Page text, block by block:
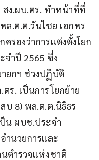
ง.ผบ.ตร. ทำหน้าที่ที่
ล.ต.ต.วันไชย เอกพร
รองว่าการแต่งตั้งโยก
จำปี 2565 ซึ่ง
ยกฯ ช่วงปฏิบัติ
ร. เป็นการโยกย้าย
บ 8) พล.ต.ต.นิธิธร
น ผบช.ประจำ
นวยการและ
ตำรวจแห่งชาติ